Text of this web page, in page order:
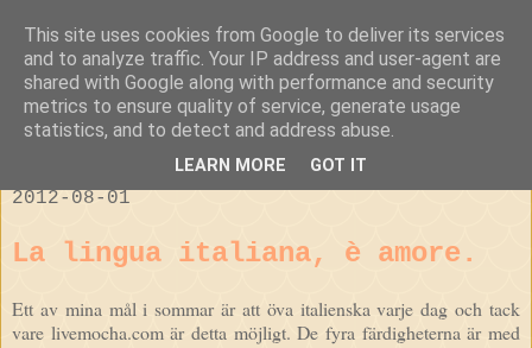
I'd do it in a
heartbeat.
2012-08-01
La lingua italiana, è amore.
Ett av mina mål i sommar är att öva italienska varje dag och tack
vare livemocha.com är detta möjligt. De fyra färdigheterna är med
This site uses cookies from Google to deliver its services
and to analyze traffic. Your IP address and user-agent are
shared with Google along with performance and security
metrics to ensure quality of service, generate usage
statistics, and to detect and address abuse.
LEARN MORE GOT IT